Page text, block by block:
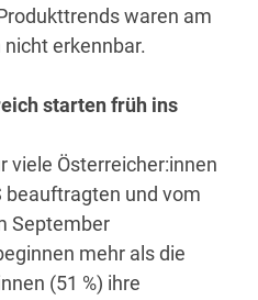
waren am
erkennbar.
starten früh ins
viele Österreicher:innen
beauftragten und vom
September
mehr als die
(51 %) ihre